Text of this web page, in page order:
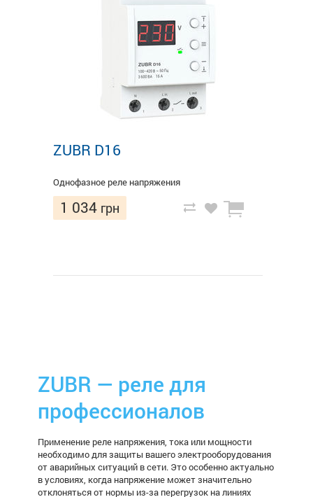
ZUBR D16
Однофазное реле напряжения
1 034 грн
ZUBR — реле для
профессионалов
Применение реле напряжения, тока или мощности
необходимо для защиты вашего электрооборудования
от аварийных ситуаций в сети. Это особенно актуально
в условиях, когда напряжение может значительно
отклоняться от нормы из-за перегрузок на линиях